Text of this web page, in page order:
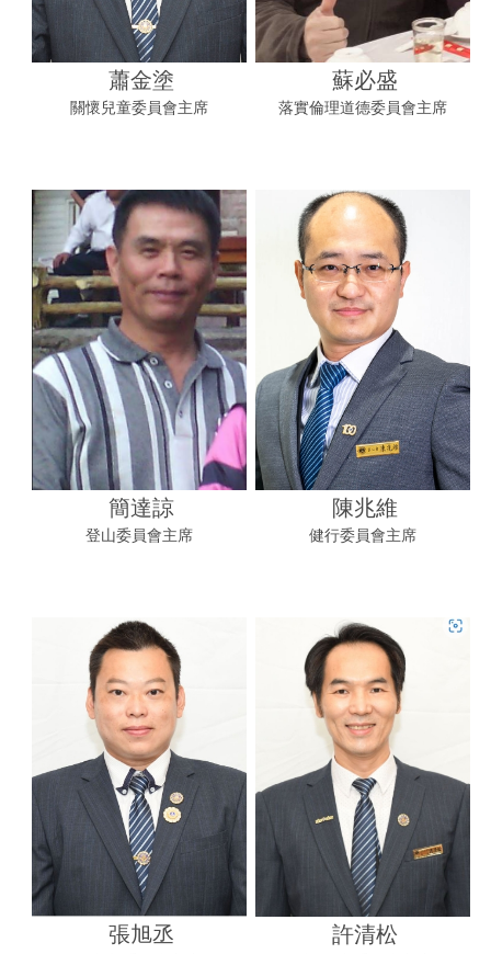
蕭金塗
關懷兒童委員會主席
蘇必盛
落實倫理道德委員會主席
簡達諒
登山委員會主席
陳兆維
健行委員會主席
張旭丞 許清松